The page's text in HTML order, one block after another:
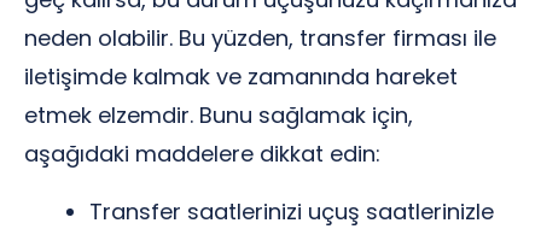
neden olabilir. Bu yüzden, transfer firması ile
iletişimde kalmak ve zamanında hareket
etmek elzemdir. Bunu sağlamak için,
aşağıdaki maddelere dikkat edin:
Transfer saatlerinizi uçuş saatlerinizle